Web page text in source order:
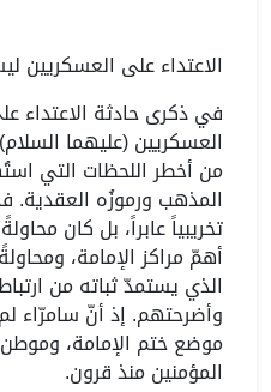
الاعتداء على العسكريين
في ذكرى حادثة الاعتداء
العسكريين (عليهما
من أخطر اللحظات التي
المذهب ورموزُه العقدية.
تخريبياً عابراً، بل كان
أهمّ مراكز الإمامة،
الذي يستمدّ ثباته من
وأضرحتهم. إذ أنّ سامرّاء
موضع ختم الإمامة،
المؤمنين منذ قرون.